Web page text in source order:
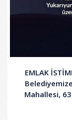
EMLAK
Mahallesi,
Kat